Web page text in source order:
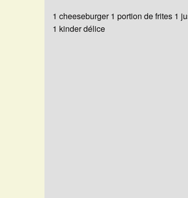
1 cheeseburger 1 portion de frites 1
1 kinder délice